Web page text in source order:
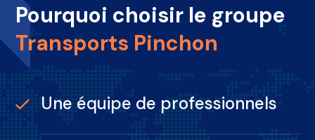
Pourquoi choisir le groupe
Transports Pinchon
Une équipe de professionnels